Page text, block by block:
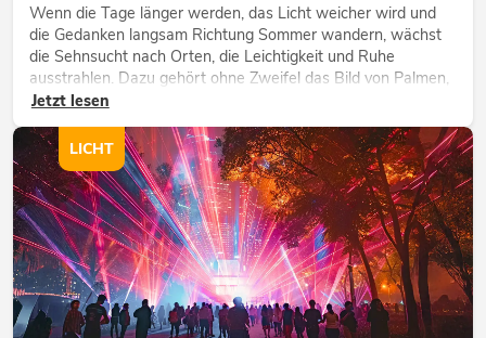
Wenn die Tage länger werden, das Licht weicher wird und
die Gedanken langsam Richtung Sommer wandern, wächst
die Sehnsucht nach Orten, die Leichtigkeit und Ruhe
ausstrahlen. Dazu gehört ohne Zweifel das Bild von Palmen,
die sich sanft im warmen Wind bewegen, begleitet von Licht,
Jetzt lesen
LICHT